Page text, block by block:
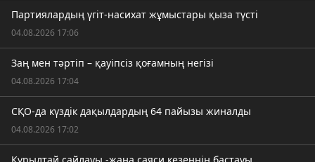
Партиялардың үгіт-насихат жұмыстары қыза түсті
04.08.2026 17:06
Заң мен тәртіп – қауіпсіз қоғамның негізі
04.08.2026 17:04
СҚО-да күздік дақылдардың 64 пайызы жиналды
04.08.2026 17:02